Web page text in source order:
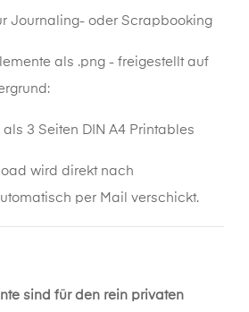
Journaling- oder Scrapbooking
als .png - freigestellt auf
3 Seiten DIN A4 Printables
wird direkt nach
per Mail verschickt.
sind für den rein privaten